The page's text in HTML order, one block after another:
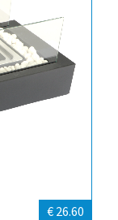
€ 26.60